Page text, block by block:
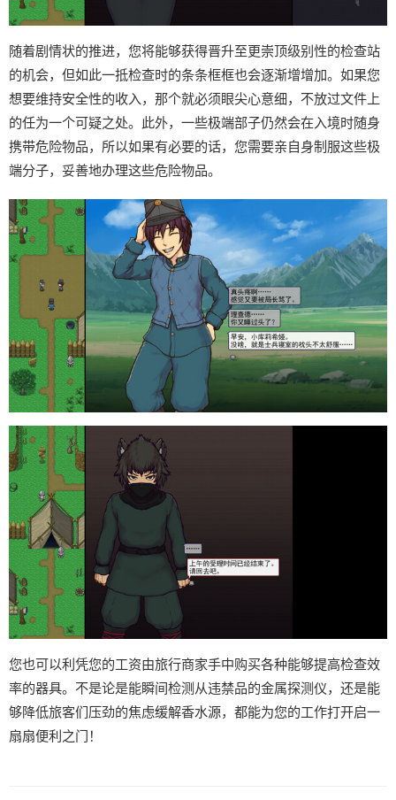
随着剧情状的推进，您将能够获得晋升至更崇顶级别性的检查站
的机会，但如此一抵检查时的条条框框也会逐渐增增加。如果您
想要维持安全性的收入，那个就必须眼尖心意细，不放过文件上
的任为一个可疑之处。此外，一些极端部子仍然会在入境时随身
携带危险物品，所以如果有必要的话，您需要亲自身制服这些极
端分子，妥善地办理这些危险物品。
您也可以利凭您的工资由旅行商家手中购买各种能够提高检查效
率的器具。不是论是能瞬间检测从违禁品的金属探测仪，还是能
够降低旅客们压劲的焦虑缓解香水源，都能为您的工作打开启一
扇扇便利之门！